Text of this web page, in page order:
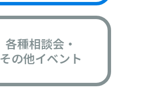
各種相談会・
その他イベント